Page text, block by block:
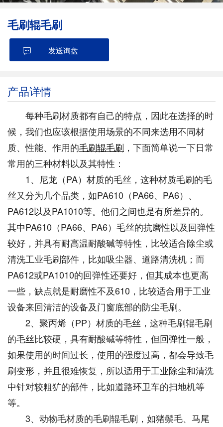
毛刷辊毛刷
发送询盘
产品详情
每种毛刷材质都有自己的特点，因此在选择的时
候，我们也应该根据使用场景的不同来选用不同材
质、性能、作用的毛刷辊毛刷 ，下面简单说一下日常
常用的三种材料以及其特性：
1、尼龙（PA）材质的毛丝，这种材质毛刷的毛
丝又分为几个品类，如PA610（PA66、PA6）、
PA612以及PA1010等。他们之间也是有所差异的。
其中PA610（PA66、PA6）毛丝的抗磨性以及回弹性
较好，并具有耐高温耐酸碱等特性，比较适合除尘或
清洗工业毛刷部件，比如吸尘器、道路清洗机；而
PA612或PA1010的回弹性还要好，但其成本也更高
一些，缺点就是耐磨性不及610，比较适合用于工业
设备来回清洁的设备及门窗底部的防尘毛刷。
2、聚丙烯（PP）材质的毛丝，这种毛刷辊毛刷
的毛丝比较硬，具有耐酸碱等特性，但回弹性一般，
如果使用的时间过长，使用的强度过高，都会导致毛
刷变形，并且很难恢复，所以适用于工业除尘和清洗
中针对较粗犷的部件，比如道路环卫车的扫地机等
等。
3、动物毛材质的毛刷辊毛刷，如猪鬃毛、马尾